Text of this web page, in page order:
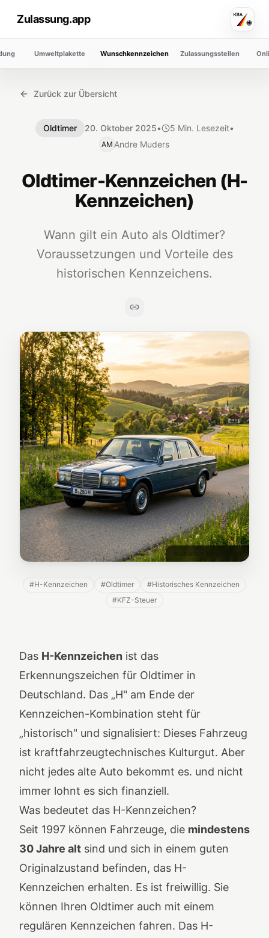
Zulassung.app
Umweltplakette Wunschkennzeichen Zulassungsstellen
Zurück zur Übersicht
Oldtimer 20. Oktober 2025• 5 Min. Lesezeit•
AM Andre Muders
Oldtimer-Kennzeichen (H-
Kennzeichen)
Wann gilt ein Auto als Oldtimer?
Voraussetzungen und Vorteile des
historischen Kennzeichens.
Illustration: KI-generiert
#H-Kennzeichen #Oldtimer #Historisches Kennzeichen
#KFZ-Steuer
Das H-Kennzeichen ist das
Erkennungszeichen für Oldtimer in
Deutschland. Das „H" am Ende der
Kennzeichen-Kombination steht für
„historisch" und signalisiert: Dieses Fahrzeug
ist kraftfahrzeugtechnisches Kulturgut. Aber
nicht jedes alte Auto bekommt es. und nicht
immer lohnt es sich finanziell.
Was bedeutet das H-Kennzeichen?
Seit 1997 können Fahrzeuge, die mindestens
30 Jahre alt sind und sich in einem guten
Originalzustand befinden, das H-
Kennzeichen erhalten. Es ist freiwillig. Sie
können Ihren Oldtimer auch mit einem
regulären Kennzeichen fahren. Das H-